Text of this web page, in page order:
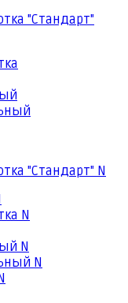
"Стандарт"
"Стандарт" N
N
N
N